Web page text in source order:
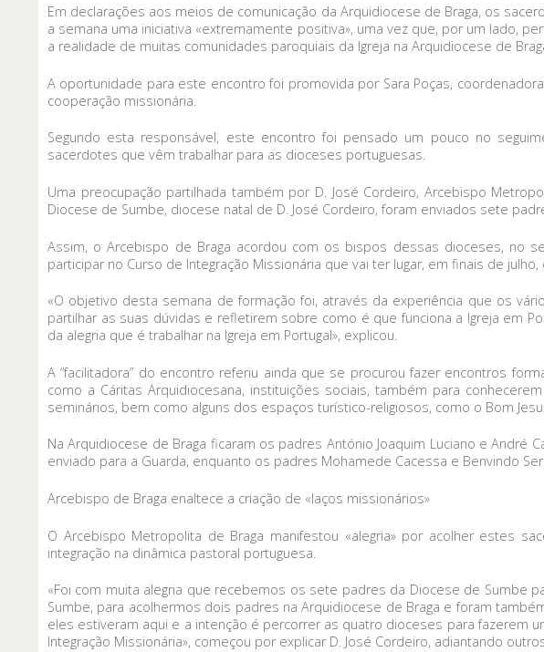
Em declarações aos meios de comunicação da Arquidiocese de Braga, os
a semana uma iniciativa «extremamente positiva», uma vez que, por um lado,
a realidade de muitas comunidades paroquiais da Igreja na Arquidiocese de
A oportunidade para este encontro foi promovida por Sara Poças,
cooperação missionária.
Segundo esta responsável, este encontro foi pensado um pouco no
sacerdotes que vêm trabalhar para as dioceses portuguesas.
Uma preocupação partilhada também por D. José Cordeiro, Arcebispo
Diocese de Sumbe, diocese natal de D. José Cordeiro, foram enviados sete
Assim, o Arcebispo de Braga acordou com os bispos dessas dioceses, no
participar no Curso de Integração Missionária que vai ter lugar, em finais de julho,
«O objetivo desta semana de formação foi, através da experiência que os
partilhar as suas dúvidas e refletirem sobre como é que funciona a Igreja em
da alegria que é trabalhar na Igreja em Portugal», explicou.
A “facilitadora” do encontro referiu ainda que se procurou fazer encontros
como a Cáritas Arquidiocesana, instituições sociais, também para
seminários, bem como alguns dos espaços turístico-religiosos, como o Bom
Na Arquidiocese de Braga ficaram os padres António Joaquim Luciano e André
enviado para a Guarda, enquanto os padres Mohamede Cacessa e Benvindo
Arcebispo de Braga enaltece a criação de «laços missionários»
O Arcebispo Metropolita de Braga manifestou «alegria» por acolher estes
integração na dinâmica pastoral portuguesa.
«Foi com muita alegria que recebemos os sete padres da Diocese de Sumbe
Sumbe, para acolhermos dois padres na Arquidiocese de Braga e foram
eles estiveram aqui e a intenção é percorrer as quatro dioceses para fazerem
Integração Missionária», começou por explicar D. José Cordeiro, adiantando